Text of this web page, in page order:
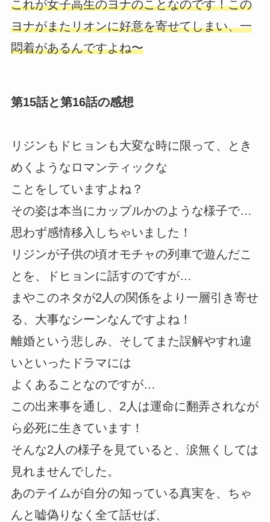
これが女子高生のヨナのことなのです！この
ヨナがまたリオンに好意を寄せてしまい、一
悶着があるんですよね〜
第15話と第16話の感想
リジンもドヒョンも大変な時に限って、とき
めくようなロマンティックな
ことをしていますよね？
その姿は本当にカップルかのような様子で…
思わず感情移入しちゃいました！
リジンが子供の頃オモチャの列車で遊んだこ
とを、ドヒョンに話すのですが…
まやこのネタが2人の関係をより一層引き寄せ
る、大事なシーンなんですよね！
離婚という悲しみ、そしてまた誤解やすれ違
いといったドラマには
よくあることなのですが…
この出来事を通し、2人は運命に翻弄されなが
ら必死に生きています！
そんな2人の様子を見ていると、涙無くしては
見れませんでした。
あのテイムが自分の知っている真実を、ちゃ
んと嘘偽りなく全て話せば、